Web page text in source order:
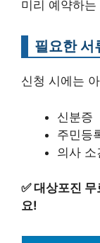
미리 예약하
필요한 서
신청 시에는
신분증
주민등
의사 소
✅대상포진 무
요!